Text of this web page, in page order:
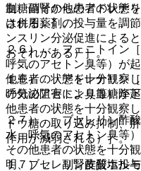
制、副腎からのアドレナ
される）］。
２６）． フェニトイン［
呼気のアセトン臭等）が
他患者の状態を十分観察
の分泌阻害により血糖降
２７）． ブセレリン酢
水、呼気のアセトン臭等
その他患者の状態を十分
明、ブセレリン酢酸塩投
血糖値その他患者の状態
は併用薬剤の投与量を調
ンスリン分泌促進による
おそれがある）］。
１６）． アドレナリン
呼気のアセトン臭等）が
他患者の状態を十分観察
ドウ糖の取り込み抑制、
作用が減弱される）］。
１７）． 副腎皮質ホルモ